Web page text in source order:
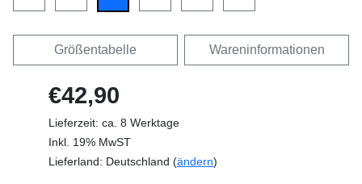
Größentabelle Wareninformationen
€42,90
Lieferzeit: ca. 8 Werktage
Inkl. 19% MwST
Lieferland: Deutschland (ändern)